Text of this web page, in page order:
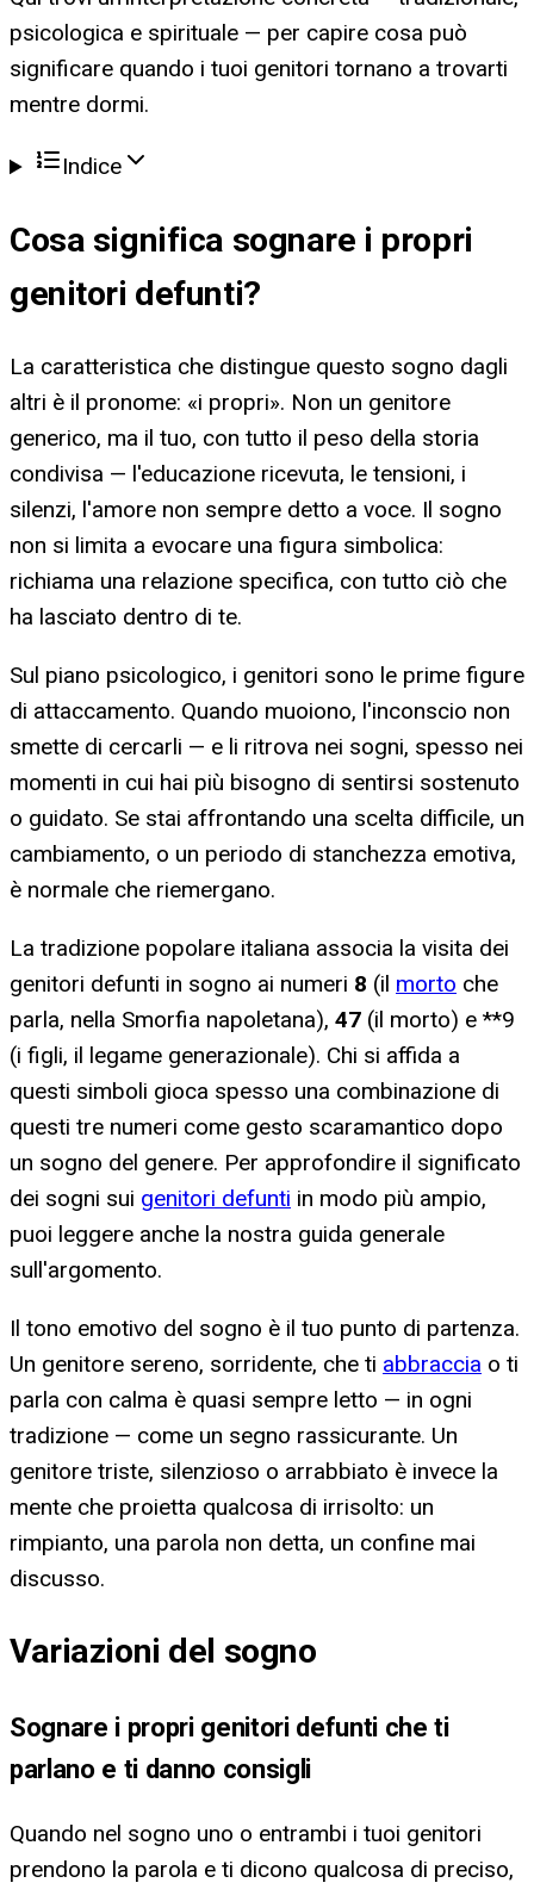
psicologica e spirituale — per capire cosa può
significare quando i tuoi genitori tornano a trovarti
mentre dormi.
Indice
Cosa significa sognare i propri
genitori defunti?
La caratteristica che distingue questo sogno dagli
altri è il pronome: «i propri». Non un genitore
generico, ma il tuo, con tutto il peso della storia
condivisa — l'educazione ricevuta, le tensioni, i
silenzi, l'amore non sempre detto a voce. Il sogno
non si limita a evocare una figura simbolica:
richiama una relazione specifica, con tutto ciò che
ha lasciato dentro di te.
Sul piano psicologico, i genitori sono le prime figure
di attaccamento. Quando muoiono, l'inconscio non
smette di cercarli — e li ritrova nei sogni, spesso nei
momenti in cui hai più bisogno di sentirsi sostenuto
o guidato. Se stai affrontando una scelta difficile, un
cambiamento, o un periodo di stanchezza emotiva,
è normale che riemergano.
La tradizione popolare italiana associa la visita dei
genitori defunti in sogno ai numeri 8 (il morto che
parla, nella Smorfia napoletana), 47 (il morto) e **9
(i figli, il legame generazionale). Chi si affida a
questi simboli gioca spesso una combinazione di
questi tre numeri come gesto scaramantico dopo
un sogno del genere. Per approfondire il significato
dei sogni sui genitori defunti in modo più ampio,
puoi leggere anche la nostra guida generale
sull'argomento.
Il tono emotivo del sogno è il tuo punto di partenza.
Un genitore sereno, sorridente, che ti abbraccia o ti
parla con calma è quasi sempre letto — in ogni
tradizione — come un segno rassicurante. Un
genitore triste, silenzioso o arrabbiato è invece la
mente che proietta qualcosa di irrisolto: un
rimpianto, una parola non detta, un confine mai
discusso.
Variazioni del sogno
Sognare i propri genitori defunti che ti
parlano e ti danno consigli
Quando nel sogno uno o entrambi i tuoi genitori
prendono la parola e ti dicono qualcosa di preciso,